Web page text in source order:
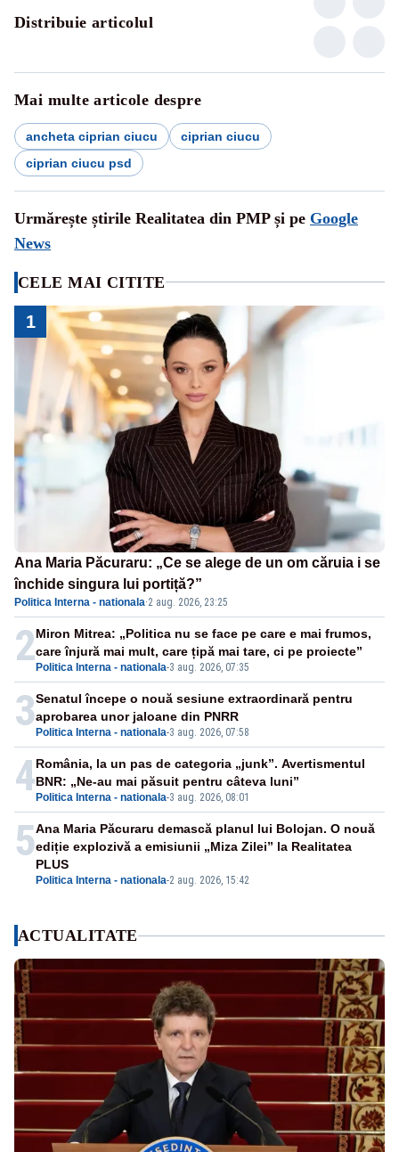
Distribuie articolul
Mai multe articole despre
ancheta ciprian ciucu
ciprian ciucu
ciprian ciucu psd
Urmărește știrile Realitatea din PMP și pe Google
News
CELE MAI CITITE
1
Ana Maria Păcuraru: „Ce se alege de un om căruia i se
închide singura lui portiță?”
Politica Interna - nationala·2 aug. 2026, 23:25
2 Politica Interna - nationala-3 aug. 2026, 07:35
Miron Mitrea: „Politica nu se face pe care e mai frumos,
care înjură mai mult, care țipă mai tare, ci pe proiecte”
3 Politica Interna - nationala-3 aug. 2026, 07:58
Senatul începe o nouă sesiune extraordinară pentru
aprobarea unor jaloane din PNRR
4 Politica Interna - nationala-3 aug. 2026, 08:01
România, la un pas de categoria „junk”. Avertismentul
BNR: „Ne-au mai păsuit pentru câteva luni”
5
Politica Interna - nationala-2 aug. 2026, 15:42
Ana Maria Păcuraru demască planul lui Bolojan. O nouă
ediție explozivă a emisiunii „Miza Zilei” la Realitatea
PLUS
ACTUALITATE